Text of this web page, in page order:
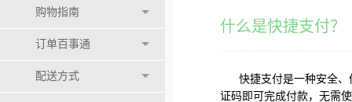
购物指南
订单百事通
配送方式
什么是快捷支付？
快捷支付是一种安全
证码即可完成付款，无需